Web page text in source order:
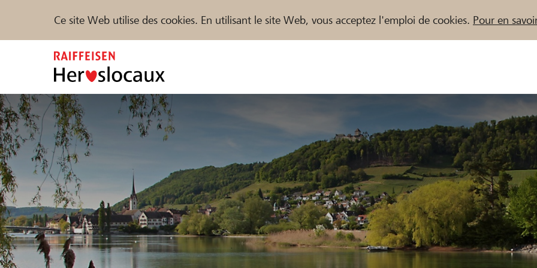
Ce site Web utilise des cookies. En utilisant le site Web, vous acceptez l'emploi de cookies. Pour en
Parrainer Soutien & assistance
Trouvez des projets et des organisations
DE FR IT